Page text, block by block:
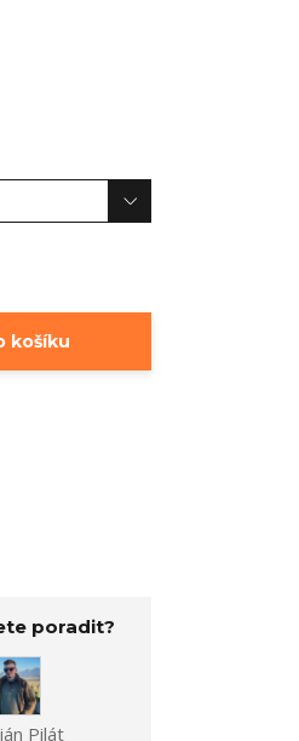
košíku
poradit?
Pilát